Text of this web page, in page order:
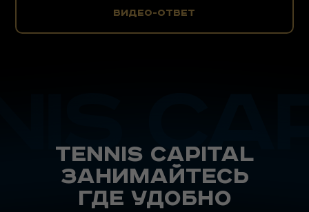
видео-ответ
Tennis capital
занимайтесь
где удобно